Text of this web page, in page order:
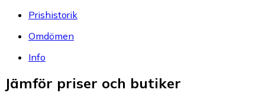
Prishistorik
Omdömen
Info
Jämför priser och butiker